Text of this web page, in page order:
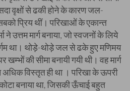
वृक्षों से ढकी होने के कारण जल-
प्रिय थीं। परिखाओं के एकान्त
ने उत्तम मार्ग बनाया, जो स्वजनों के लिये
था। थोड़े-थोड़े जल से ढके हुए मणिमय
खम्भों की सीमा बनायी गयी थी। वह मार्ग
विस्तृत ही था । परिखा के ऊपरी
बनाया था, जिसकी ऊँचाई बहुत